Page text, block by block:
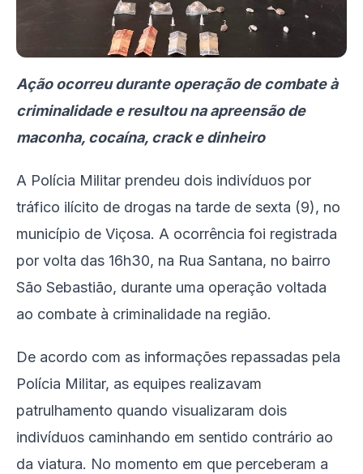
Ação ocorreu durante operação de combate à
criminalidade e resultou na apreensão de
maconha, cocaína, crack e dinheiro
A Polícia Militar prendeu dois indivíduos por
tráfico ilícito de drogas na tarde de sexta (9), no
município de Viçosa. A ocorrência foi registrada
por volta das 16h30, na Rua Santana, no bairro
São Sebastião, durante uma operação voltada
ao combate à criminalidade na região.
De acordo com as informações repassadas pela
Polícia Militar, as equipes realizavam
patrulhamento quando visualizaram dois
indivíduos caminhando em sentido contrário ao
da viatura. No momento em que perceberam a